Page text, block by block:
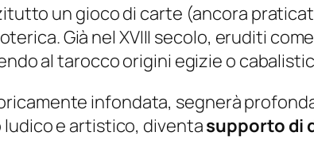
un gioco di carte (ancora
Già nel XVIII secolo, eruditi
al tarocco origini egizie o
infondata, segnerà
e artistico, diventasupporto di